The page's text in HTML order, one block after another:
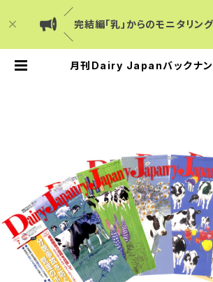
／
完結編「乳」からのモニタリン
＼
月刊Dairy Japanバックナ